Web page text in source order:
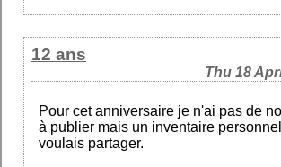
12 ans
Thu 18
Pour cet anniversaire je n'ai pas de
à publier mais un inventaire
voulais partager.